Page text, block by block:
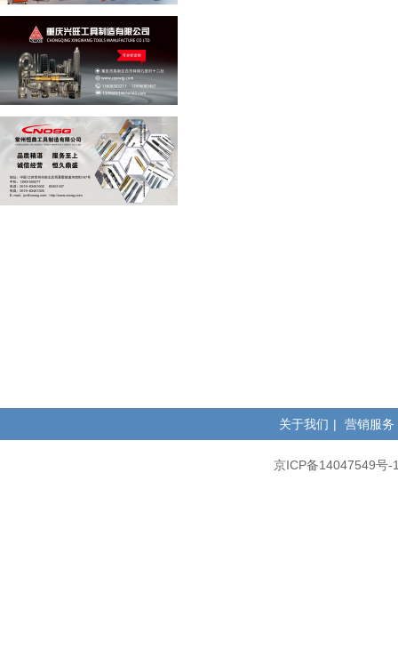
关于我们 | 营销服务
京ICP备14047549号-